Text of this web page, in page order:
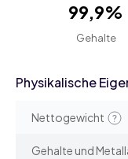
99,9%
Gehalte
Physikalische
Nettogewicht
Gehalte und